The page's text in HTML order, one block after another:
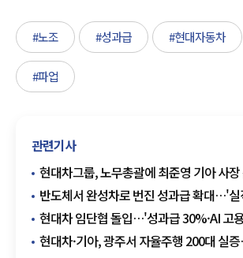
#노조 #성과급 #현대자동차
#파업
관련기사
현대차그룹, 노무총괄에 최준영 기아 사
노란봉투법 대응 강화
반도체서 완성차로 번진 성과급 확대…'
갈등 확산
현대차 임단협 돌입…'성과급 30%·AI 고
현대차·기아, 광주서 자율주행 200대 실